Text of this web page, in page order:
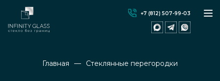
+7 (812) 507-99-03
Главная Стеклянные перегородки